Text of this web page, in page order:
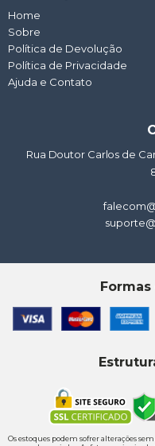
Home
Sobre
Política de Devolução
Política de Privacidade
Ajuda e Contato
Rua Doutor Carlos de
Os estoques podem sofrer alterações